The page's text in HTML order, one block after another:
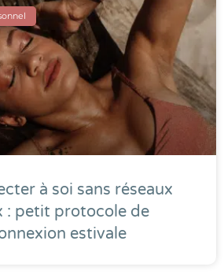
à soi sans réseaux
: petit protocole de
estivale